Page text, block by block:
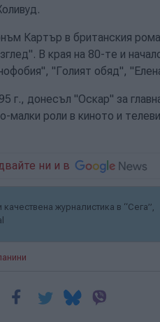
Картър в британския
В края на 80-те и
"Голият обяд",
г., донесъл "Оскар" за
малки роли в киното и
ни и в
журналистика в “Сега”,